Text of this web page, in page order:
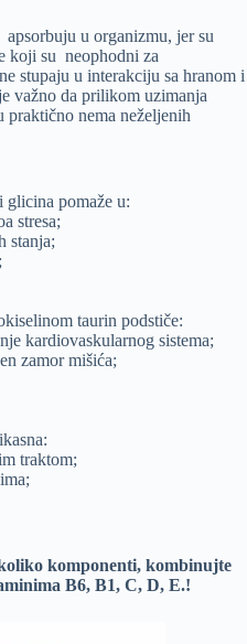
u organizmu, jer su
koji su neophodni za
stupaju u interakciju sa hranom i
važno da prilikom uzimanja
nema neželjenih
glicina pomaže u:
stresa;
stanja;
taurin podstiče:
kardiovaskularnog sistema;
zamor mišića;
traktom;
komponenti, kombinujte
B6, B1, C, D, E.!